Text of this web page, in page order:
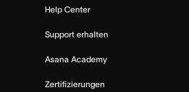
Help Center
Support erhalten
Asana Academy
Zertifizierungen